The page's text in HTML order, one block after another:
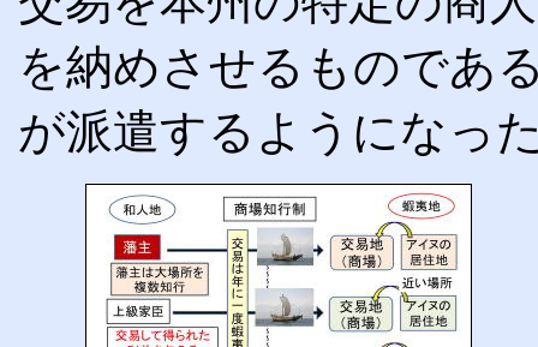
を納めさせるものであ
が派遣するようになっ